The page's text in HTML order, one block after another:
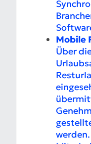
Mobile
Über